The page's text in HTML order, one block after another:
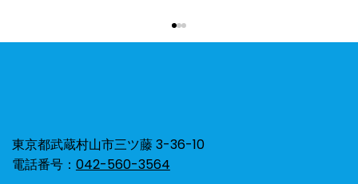
ひよこ組⭐︎お散歩🐥🌻
東京都武蔵村山市三ツ藤 3-36-10
電話番号： 042-560-3564